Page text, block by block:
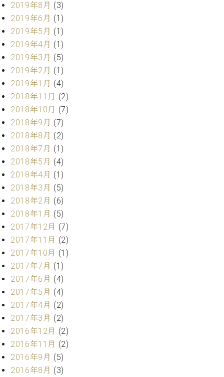
W.
ホ
フ
マ
ン
プ
ロ
フ
ェ
ッ
シ
ョ
ナ
ル
W.
ホ
フ
マ
ン
ト
ラ
デ
ィ
シ
ョ
ン
W.
ホ
フ
内
(PDF)
お
問
い
わ
せ
本
社
：
王
子
・
技
術
営
業
セ
ン
タ
ー
ス
タ
ッ
フ
挨
拶
技
2019年8月 (3)
2019年6月 (1)
2019年5月 (1)
2019年4月 (1)
2019年3月 (5)
2019年2月 (1)
2019年1月 (4)
2018年11月 (2)
2018年10月 (7)
2018年9月 (7)
2018年8月 (2)
2018年7月 (1)
2018年5月 (4)
2018年4月 (1)
2018年3月 (5)
2018年2月 (6)
2018年1月 (5)
2017年12月 (7)
2017年11月 (2)
2017年10月 (1)
2017年7月 (1)
2017年6月 (4)
2017年5月 (4)
2017年4月 (2)
2017年3月 (2)
2016年12月 (2)
2016年11月 (2)
2016年9月 (5)
2016年8月 (3)